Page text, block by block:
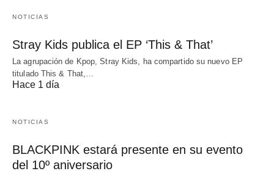
NOTICIAS
Stray Kids publica el EP ‘This & That’
La agrupación de Kpop, Stray Kids, ha compartido su nuevo EP
titulado This & That,…
Hace 1 día
NOTICIAS
BLACKPINK estará presente en su evento
del 10º aniversario